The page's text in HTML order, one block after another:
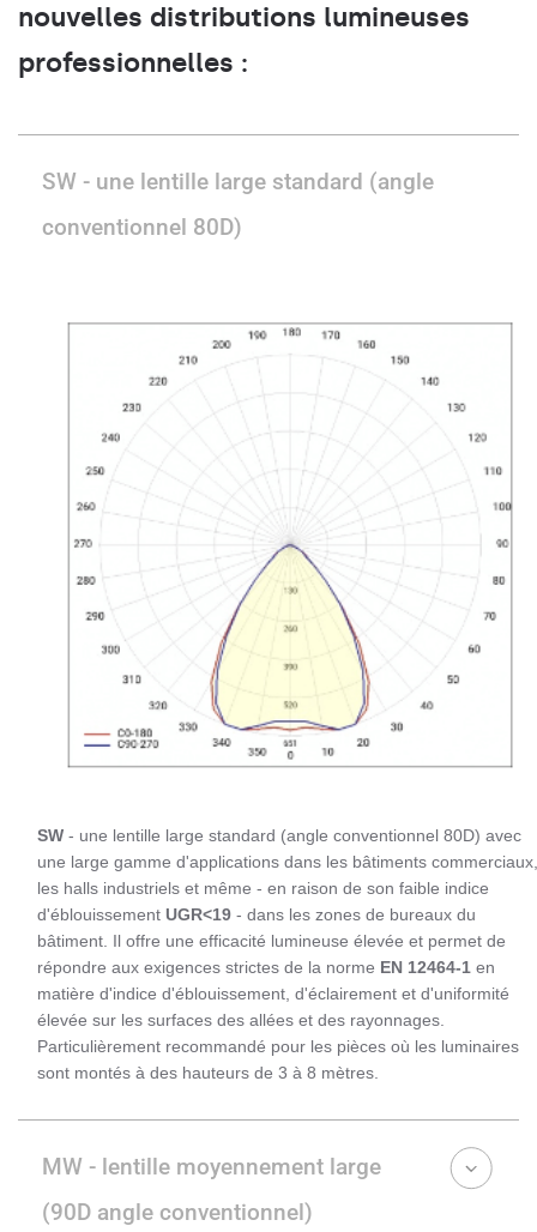
nouvelles distributions lumineuses
professionnelles :
SW - une lentille large standard (angle
conventionnel 80D)
SW - une lentille large standard (angle conventionnel 80D) avec
une large gamme d'applications dans les bâtiments commerciaux,
les halls industriels et même - en raison de son faible indice
d'éblouissement UGR<19 - dans les zones de bureaux du
bâtiment. Il offre une efficacité lumineuse élevée et permet de
répondre aux exigences strictes de la norme EN 12464-1 en
matière d'indice d'éblouissement, d'éclairement et d'uniformité
élevée sur les surfaces des allées et des rayonnages.
Particulièrement recommandé pour les pièces où les luminaires
sont montés à des hauteurs de 3 à 8 mètres.
MW - lentille moyennement large
(90D angle conventionnel)